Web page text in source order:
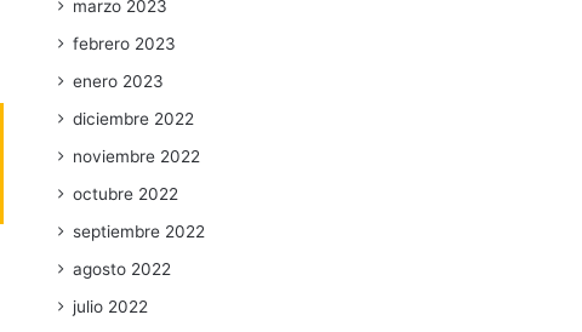
marzo 2023
febrero 2023
enero 2023
diciembre 2022
noviembre 2022
octubre 2022
septiembre 2022
agosto 2022
julio 2022